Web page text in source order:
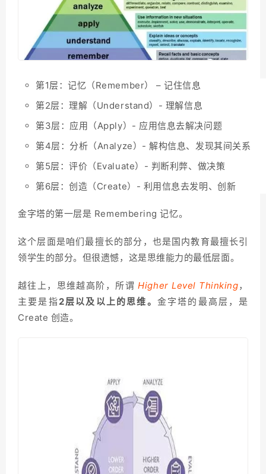
第1层：记忆（Remember） – 记住信息
第2层：理解（Understand）- 理解信息
第3层：应用（Apply）- 应用信息去解决问题
第4层：分析（Analyze）- 解构信息、发现其间关系
第5层：评价（Evaluate）- 判断利弊、做决策
第6层：创造（Create）- 利用信息去发明、创新
金字塔的第一层是 Remembering 记忆。
这个层面是咱们最擅长的部分，也是国内教育最擅长引
领学生的部分。但很遗憾，这是思维能力的最低层面。
越往上，思维越高阶，所谓Higher Level Thinking，
主要是指2层以及以上的思维。 金字塔的最高层，是
Create 创造。